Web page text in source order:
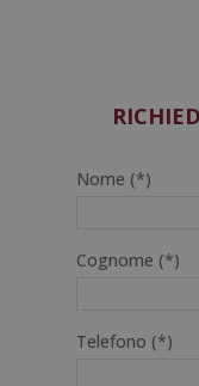
Nome (*)
Cognome (*)
Telefono (*)